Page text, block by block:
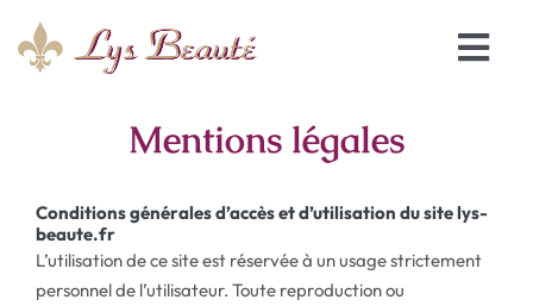
au
contenu
Mentions légales
Conditions générales d’accès et d’utilisation du site lys-
beaute.fr
L’utilisation de ce site est réservée à un usage strictement
personnel de l’utilisateur. Toute reproduction ou